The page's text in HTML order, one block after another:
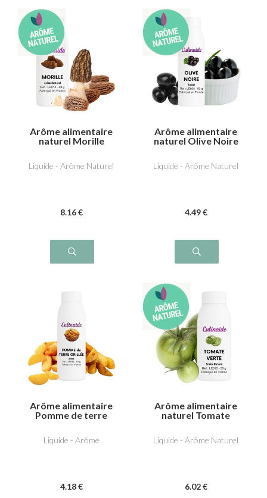
Arôme alimentaire
naturel Morille
Liquide - Arôme Naturel
8.16 €
Arôme alimentaire
naturel Olive Noire
Liquide - Arôme Naturel
4.49 €
Arôme alimentaire
Pomme de terre
Liquide - Arôme
4.18 €
Arôme alimentaire
naturel Tomate
Liquide - Arôme Naturel
6.02 €